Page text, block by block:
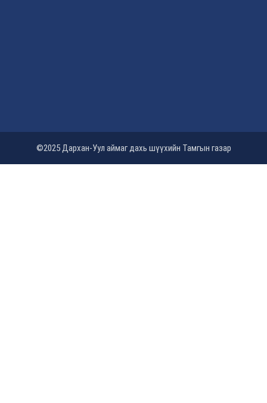
©2025 Дархан-Уул аймаг дахь шүүхийн Тамгын газар